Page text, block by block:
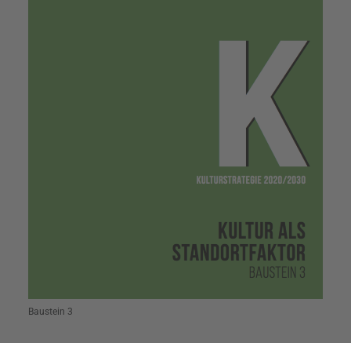
Baustein 3